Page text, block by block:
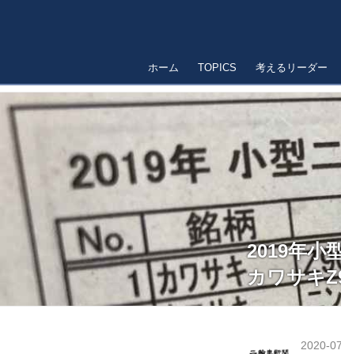
ホーム TOPICS 考えるリーダー
2019年小
カワサキ
2020-